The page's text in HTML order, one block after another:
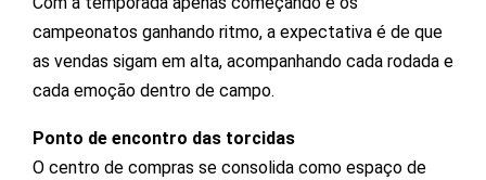
campeonatos ganhando ritmo, a expectativa é de que
as vendas sigam em alta, acompanhando cada rodada e
cada emoção dentro de campo.
Ponto de encontro das torcidas
O centro de compras se consolida como espaço de